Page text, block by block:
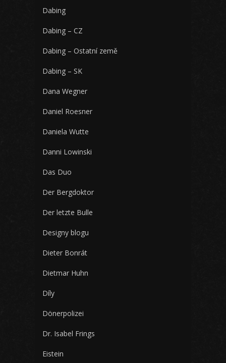
Dabing
Dabing – CZ
Dabing – Ostatní země
Dabing – SK
Dana Wegner
Daniel Roesner
Daniela Wutte
Danni Lowinski
Das Duo
Der Bergdoktor
Der letzte Bulle
Designy blogu
Dieter Bonrát
Dietmar Huhn
Díly
Dönerpolizei
Dr. Isabel Frings
Eistein